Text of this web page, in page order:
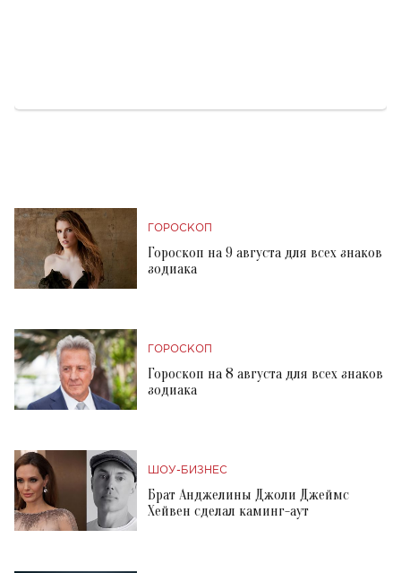
ГОРОСКОП
Гороскоп на 9 августа для всех знаков
зодиака
ГОРОСКОП
Гороскоп на 8 августа для всех знаков
зодиака
ШОУ-БИЗНЕС
Брат Анджелины Джоли Джеймс
Хейвен сделал каминг-аут